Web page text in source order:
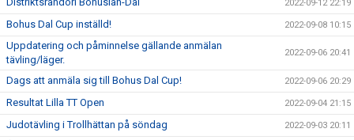
2022-09-12 22:19
Bohus Dal Cup inställd! 2022-09-08 10:15
Uppdatering och påminnelse gällande anmälan
tävling/läger.
2022-09-06 20:41
Dags att anmäla sig till Bohus Dal Cup! 2022-09-06 20:29
Resultat Lilla TT Open 2022-09-04 21:15
Judotävling i Trollhättan på söndag 2022-09-03 20:11